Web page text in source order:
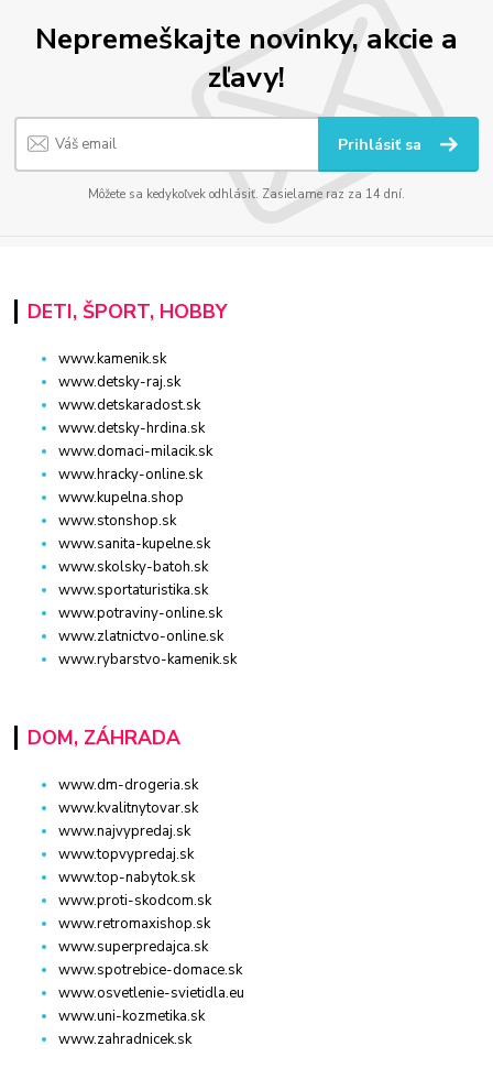
Nepremeškajte novinky, akcie a
zľavy!
Prihlásiť sa
Môžete sa kedykoľvek odhlásiť. Zasielame raz za 14 dní.
DETI, ŠPORT, HOBBY
www.kamenik.sk
www.detsky-raj.sk
www.detskaradost.sk
www.detsky-hrdina.sk
www.domaci-milacik.sk
www.hracky-online.sk
www.kupelna.shop
www.stonshop.sk
www.sanita-kupelne.sk
www.skolsky-batoh.sk
www.sportaturistika.sk
www.potraviny-online.sk
www.zlatnictvo-online.sk
www.rybarstvo-kamenik.sk
DOM, ZÁHRADA
www.dm-drogeria.sk
www.kvalitnytovar.sk
www.najvypredaj.sk
www.topvypredaj.sk
www.top-nabytok.sk
www.proti-skodcom.sk
www.retromaxishop.sk
www.superpredajca.sk
www.spotrebice-domace.sk
www.osvetlenie-svietidla.eu
www.uni-kozmetika.sk
www.zahradnicek.sk